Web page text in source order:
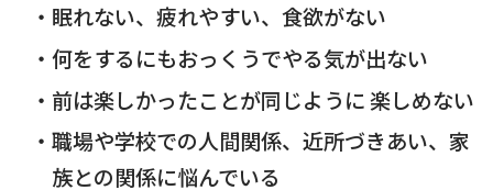
眠れない、疲れやすい、食欲がない
何をするにもおっくうでやる気が出ない
前は楽しかったことが同じように 楽しめない
職場や学校での人間関係、近所づきあい、家
族との関係に悩んでいる